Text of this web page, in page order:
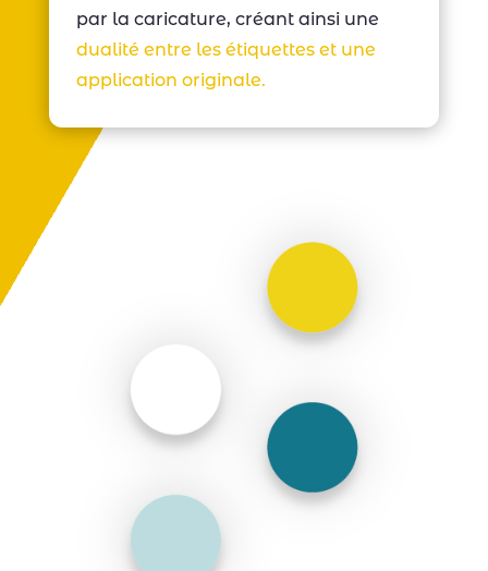
par la caricature, créant ainsi une
dualité entre les étiquettes et une
application originale.